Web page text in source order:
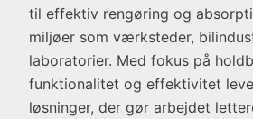
til effektiv rengøring og
miljøer som værksteder,
laboratorier. Med fokus på
funktionalitet og effektivitet
løsninger, der gør arbejdet